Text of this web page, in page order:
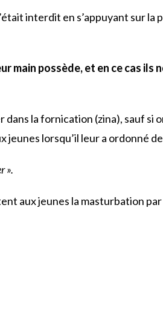
interdit en s’appuyant sur la
main possède, et en ce cas ils
la fornication (zina), sauf
jeunes lorsqu’il leur a ordonné
».
aux jeunes la masturbation